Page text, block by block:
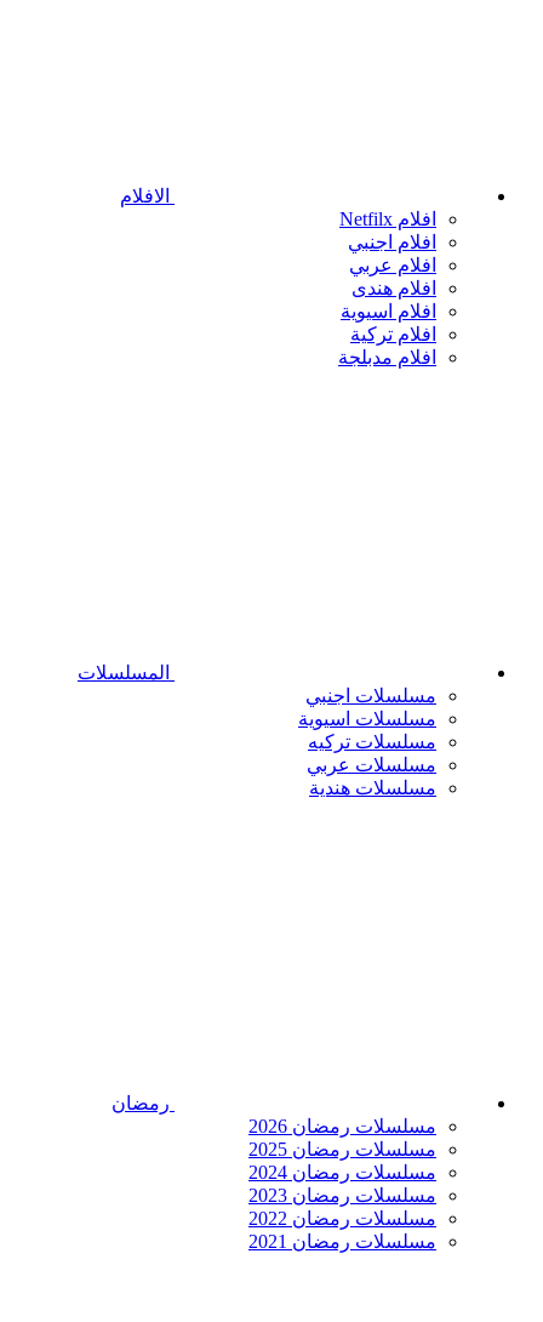
الافلام
افلام Netfilx
افلام اجنبي
افلام عربي
افلام هندى
افلام اسيوية
افلام تركية
افلام مدبلجة
المسلسلات
مسلسلات اجنبي
مسلسلات اسيوية
مسلسلات تركيه
مسلسلات عربي
مسلسلات هندية
رمضان
مسلسلات رمضان 2026
مسلسلات رمضان 2025
مسلسلات رمضان 2024
مسلسلات رمضان 2023
مسلسلات رمضان 2022
مسلسلات رمضان 2021